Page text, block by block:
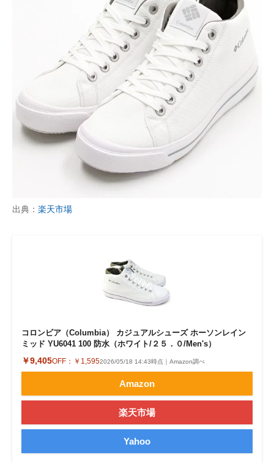
出典： 楽天市場
コロンビア（Columbia） カジュアルシューズ ホーソンレイン
ミッド YU6041 100 防水（ホワイト/２５．０/Men's）
￥9,405OFF： ￥1,5952026/05/18 14:43時点｜Amazon調べ
Amazon
楽天市場
Yahoo